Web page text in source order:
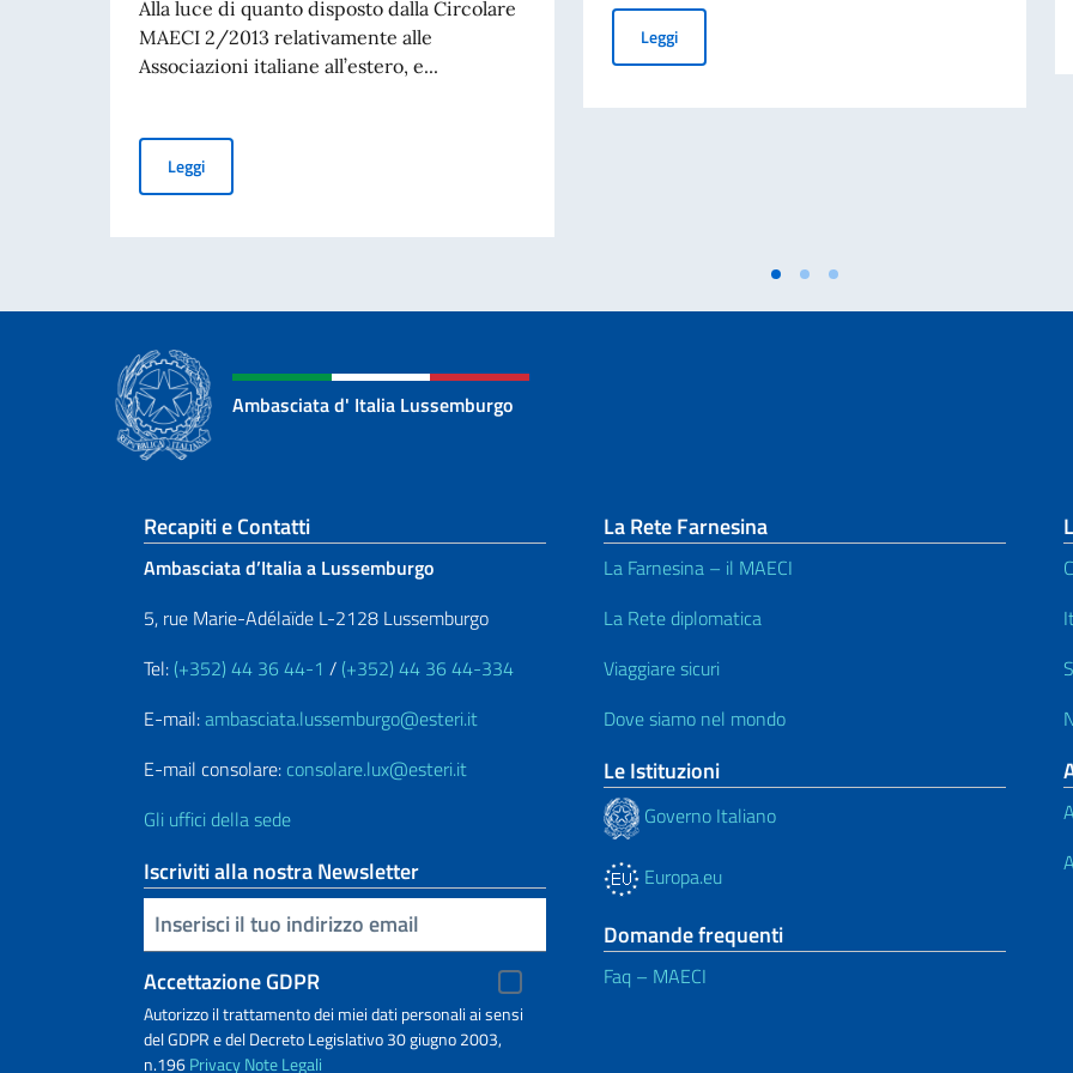
Alla luce di quanto disposto dalla Circolare
MAECI 2/2013 relativamente alle
Associazioni italiane all’estero, e...
LeggiELEZIONI COMITES 2026 – MAPPATURA DELLE ASSOCIAZIONI ITALIANE OPERANTI NELLA CIRCOSCRIZIONE CONSOLARE
LeggiCarta di identità elettronica - Validità illimitata per gli
Ambasciata d' Italia Lussemburgo
Sezione footer
Recapiti e Contatti
Ambasciata d’Italia a Lussemburgo
5, rue Marie-Adélaïde L-2128 Lussemburgo
Tel: (+352) 44 36 44-1 / (+352) 44 36 44-334
E-mail:ambasciata.lussemburgo@esteri.it
E-mail consolare: consolare.lux@esteri.it
Gli uffici della sede
Iscriviti alla nostra Newsletter
Inserisci la tua email
Accettazione GDPR
Autorizzo il trattamento dei miei dati personali ai sensi
del GDPR e del Decreto Legislativo 30 giugno 2003,
n.196PrivacyNote Legali
La Rete Farnesina
La Farnesina – il MAECI
La Rete diplomatica
Viaggiare sicuri
Dove siamo nel mondo
Le Istituzioni
Governo Italiano
Europa.eu
Domande frequenti
Faq – MAECI